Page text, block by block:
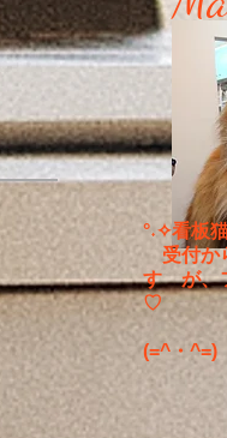
​°˖✧看板
受付か
す が、
♡
(=^・^=)